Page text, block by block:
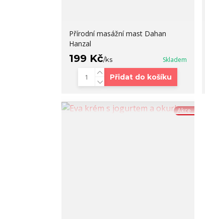
Přírodní masážní mast Dahan
Hanzal
199 Kč/ks Skladem
Přidat do košíku
Akce